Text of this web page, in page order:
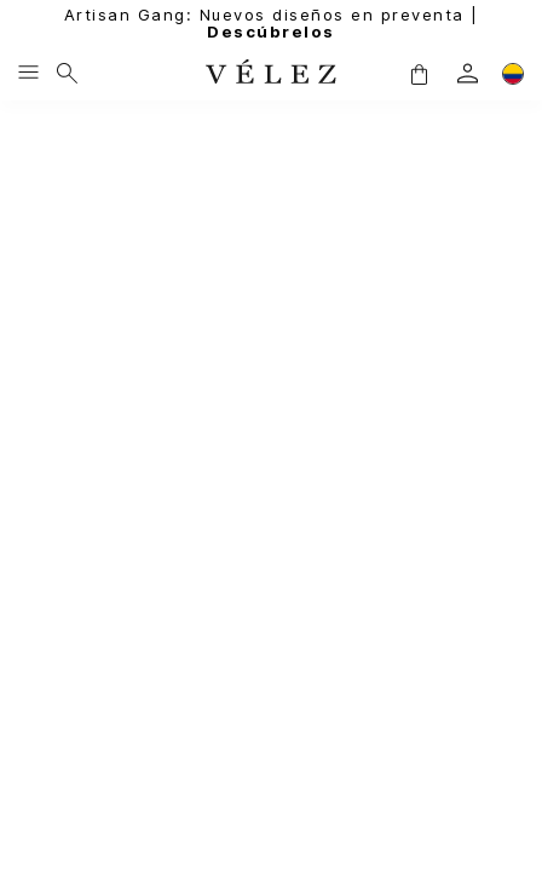
Artisan Gang: Nuevos diseños en preventa |
Descúbrelos